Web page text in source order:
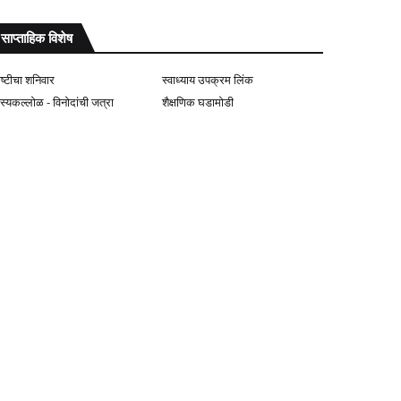
साप्ताहिक विशेष
शनिवार
स्वाध्याय उपक्रम लिंक
- विनोदांची जत्रा
शैक्षणिक घडामोडी